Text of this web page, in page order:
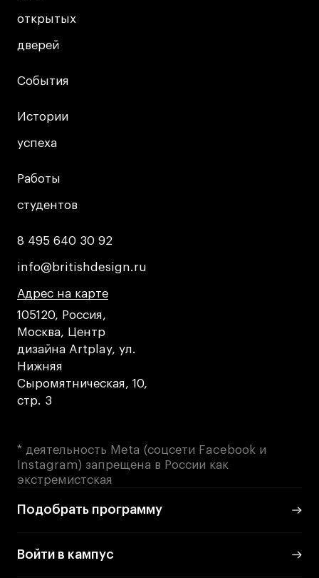
открытых
дверей
открытых
дверей
События
События
Истории
успеха
Истории
успеха
Работы
студентов
Работы
студентов
8 495 640 30 92
8 495 640 30 92
info@britishdesign.ru
info@britishdesign.ru
Адрес на карте
Адрес на карте
Адрес на карте
105120, Россия,
Москва, Центр
дизайна Artplay, ул.
Нижняя
Сыромятническая, 10,
стр. 3
* деятельность Meta (соцсети Facebook и
Instagram) запрещена в России как
экстремистская
Подобрать программу
Войти в кампус